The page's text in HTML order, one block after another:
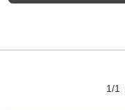
1/1